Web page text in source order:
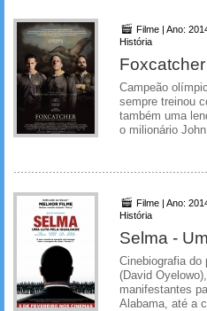
Filme | Ano:
História
Campeão
sempre treinou
também uma
o milionário
Filme | Ano:
História
Selma -
Cinebiografia
(David
manifestantes
Alabama, até a